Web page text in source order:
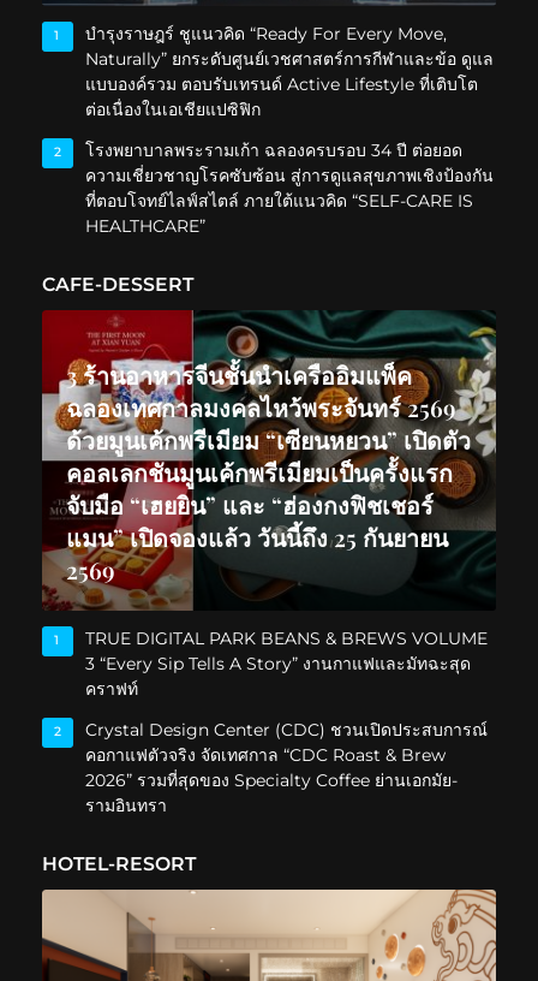
1
บำรุงราษฎร์ ชูแนวคิด “Ready For Every Move,
Naturally” ยกระดับศูนย์เวชศาสตร์การกีฬาและข้อ ดูแล
แบบองค์รวม ตอบรับเทรนด์ Active Lifestyle ที่เติบโต
ต่อเนื่องในเอเชียแปซิฟิก
2
โรงพยาบาลพระรามเก้า ฉลองครบรอบ 34 ปี ต่อยอด
ความเชี่ยวชาญโรคซับซ้อน สู่การดูแลสุขภาพเชิงป้องกัน
ที่ตอบโจทย์ไลฟ์สไตล์ ภายใต้แนวคิด “SELF-CARE IS
HEALTHCARE”
CAFE-DESSERT
3 ร้านอาหารจีนชั้นนำเครืออิมแพ็ค
ฉลองเทศกาลมงคลไหว้พระจันทร์ 2569
ด้วยมูนเค้กพรีเมียม “เซียนหยวน” เปิดตัว
คอลเลกชันมูนเค้กพรีเมียมเป็นครั้งแรก
จับมือ “เฮยยิน” และ “ฮ่องกงฟิชเชอร์
แมน” เปิดจองแล้ว วันนี้ถึง 25 กันยายน
2569
1
TRUE DIGITAL PARK BEANS & BREWS VOLUME
3 “Every Sip Tells A Story” งานกาแฟและมัทฉะสุด
คราฟท์
2
Crystal Design Center (CDC) ชวนเปิดประสบการณ์
คอกาแฟตัวจริง จัดเทศกาล “CDC Roast & Brew
2026” รวมที่สุดของ Specialty Coffee ย่านเอกมัย-
รามอินทรา
HOTEL-RESORT